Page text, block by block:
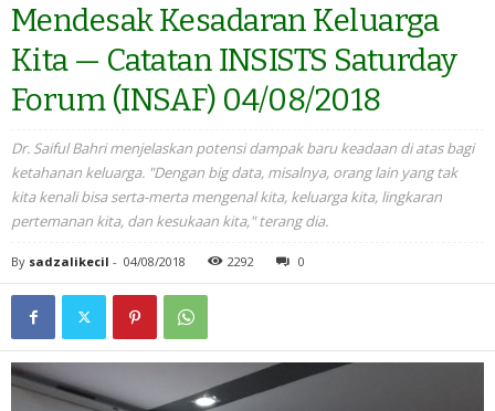
Mendesak Kesadaran Keluarga
Kita — Catatan INSISTS Saturday
Forum (INSAF) 04/08/2018
Dr. Saiful Bahri menjelaskan potensi dampak baru keadaan di atas bagi
ketahanan keluarga. "Dengan big data, misalnya, orang lain yang tak
kita kenali bisa serta-merta mengenal kita, keluarga kita, lingkaran
pertemanan kita, dan kesukaan kita," terang dia.
By sadzalikecil - 04/08/2018 2292 0